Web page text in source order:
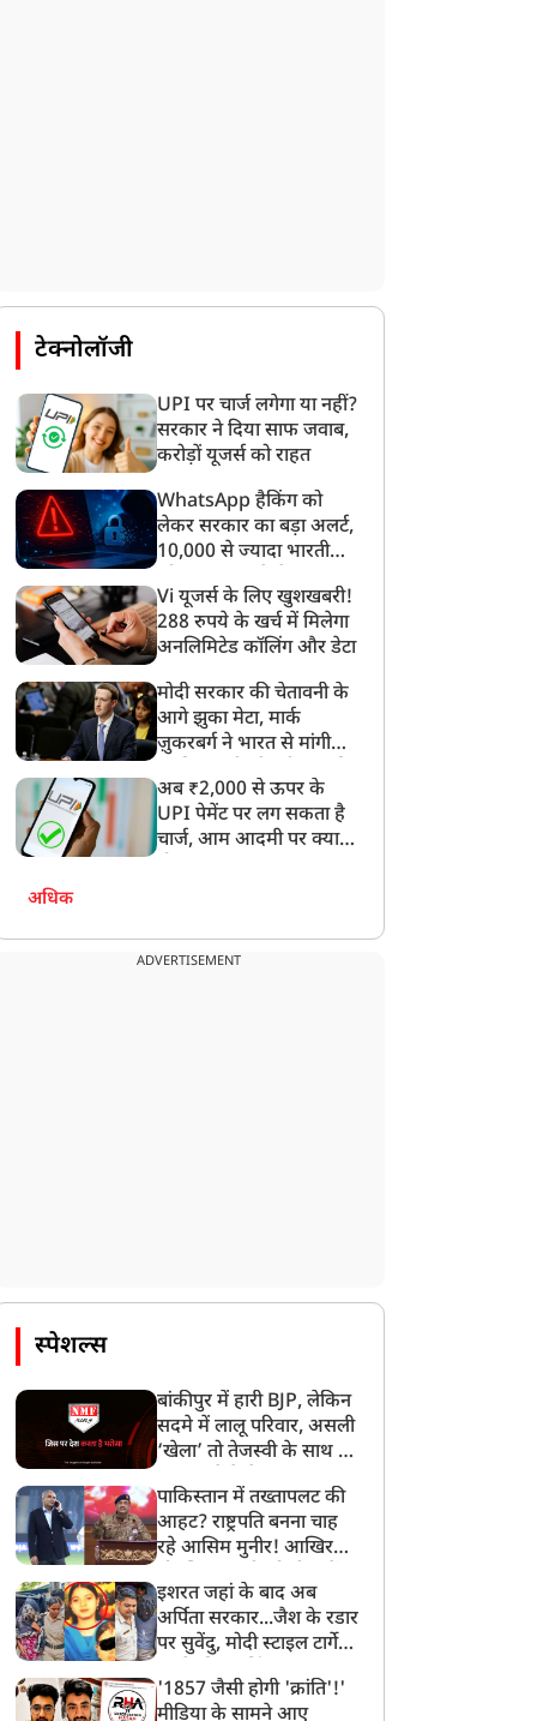
राज्य
योगी सरकार की बड़ी पहल,
कांवड़ मार्गों पर दौड़ रहीं बाइक
एंबुलेंस, मिनटों में मिल रहा
अभियान, 30 अगस्त तक
प्रदेशभर में चरणबद्ध ढंग से
पूरा होगा शिक्षक प्रशिक्षण
अभियान
टेक्नोलॉजी
UPI पर चार्ज लगेगा या नहीं?
सरकार ने दिया साफ जवाब,
करोड़ों यूजर्स को राहत
WhatsApp हैकिंग को
लेकर सरकार का बड़ा अलर्ट,
10,000 से ज्यादा भारतीयों
गया
Vi यूजर्स के लिए खुशखबरी!
288 रुपये के खर्च में मिलेगा
अनलिमिटेड कॉलिंग और डेटा
मोदी सरकार की चेतावनी के
आगे झुका मेटा, मार्क
ज़ुकरबर्ग ने भारत से मांगी
अब ₹2,000 से ऊपर के
UPI पेमेंट पर लग सकता है
चार्ज, आम आदमी पर क्या
अधिक
ADVERTISEMENT
स्पेशल्स
बांकीपुर में हारी BJP, लेकिन
सदमे में लालू परिवार, असली
‘खेला’ तो तेजस्वी के साथ हो
पाकिस्तान में तख्तापलट की
आहट? राष्ट्रपति बनना चाह
रहे आसिम मुनीर! आखिर
बनाया मोहरा?
इशरत जहां के बाद अब
अर्पिता सरकार...जैश के रडार
पर सुवेंदु, मोदी स्टाइल टार्गेट
बड़ा एक्शन!
'1857 जैसी होगी 'क्रांति'!'
मीडिया के सामने आए